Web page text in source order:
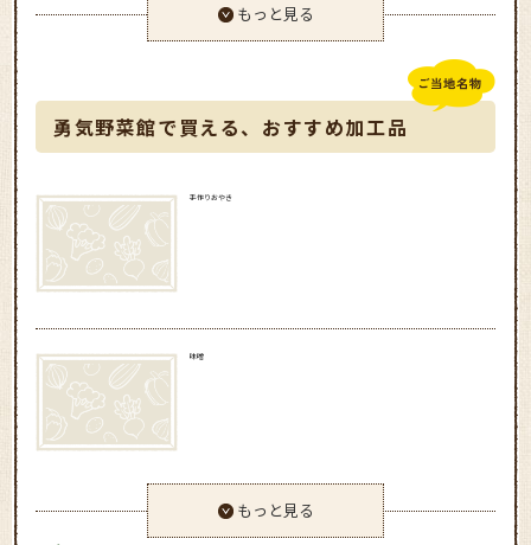
もっと見る
勇気野菜館で買える、おすすめ加工品
手作りおやき
味噌
もっと見る